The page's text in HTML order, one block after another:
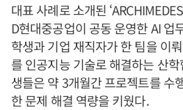
대표 사례로 소개된
D현대중공업이 공동 운영한 AI 업
학생과 기업 재직자가 한 팀을 이
를 인공지능 기술로 해결하는 산
생들은 약 3개월간 프로젝트를 수
한 문제 해결 역량을 키웠다.